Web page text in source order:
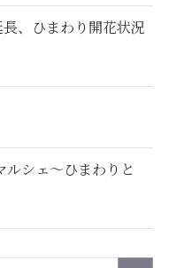
、ひまわり開花状況
シェ～ひまわりと